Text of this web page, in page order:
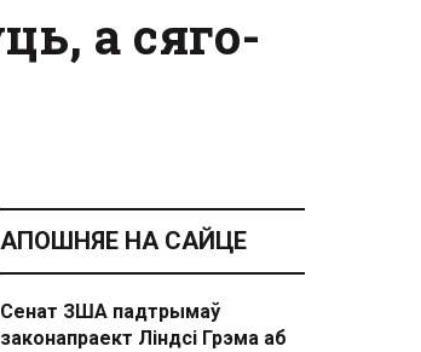
а сяго-
АПОШНЯЕ НА САЙЦЕ
Сенат ЗША падтрымаў
законапраект Ліндсі Грэма аб